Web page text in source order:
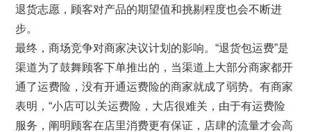
退货志愿，顾客对产品的期望值和挑剔程度也会不断进
步。
最终，商场竞争对商家决议计划的影响。“退货包运费”是
渠道为了鼓舞顾客下单推出的，当渠道上大部分商家都开
通了运费险，没有开通运费险的商家就成了弱势。有商家
表明，“小店可以关运费险，大店很难关，由于有运费险
服务，阐明顾客在店里消费更有保证，店肆的流量才会高